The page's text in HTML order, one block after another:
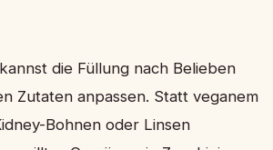
die Füllung nach Belieben
Zutaten anpassen. Statt veganem
Bohnen oder Linsen